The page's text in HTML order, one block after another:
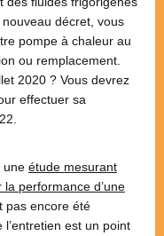
décret, vous
pompe à chaleur au
ou remplacement.
2020 ? Vous devrez
effectuer sa
une étude mesurant
la performance d’une
pas encore été
est un point